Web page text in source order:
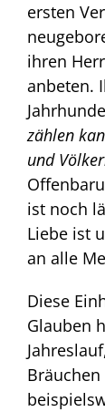
ersten
ihren
anbeten.
zählen
und
ist noch
Liebe ist
an alle
Diese
Glauben